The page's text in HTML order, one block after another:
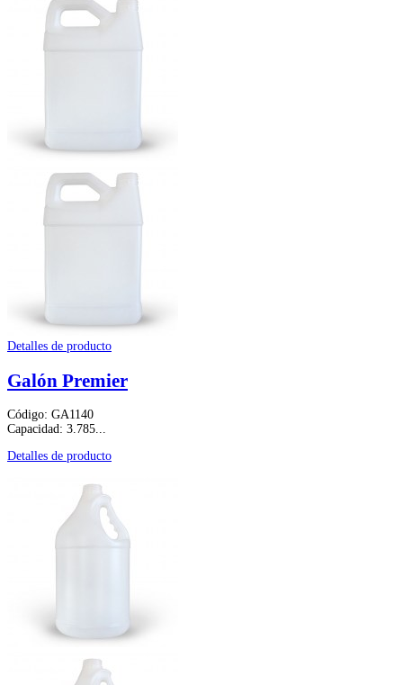
Detalles de producto
Galón Premier
Código: GA1140
Capacidad: 3.785...
Detalles de producto